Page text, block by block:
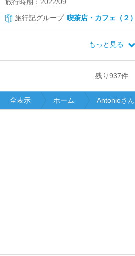
旅行時期：2022/09
旅行記グループ 喫茶店・カフェ（２）
もっと見る
残り937件
全表示 ホーム Antonioさん